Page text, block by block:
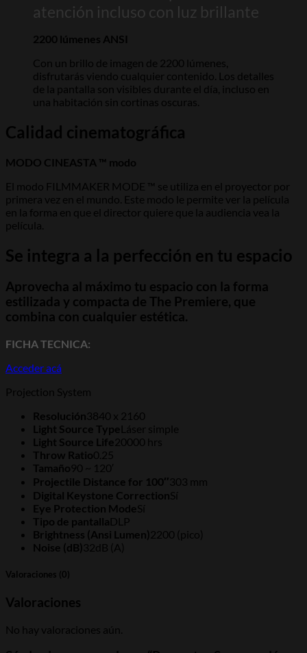
atención incluso con luz brillante
2200 lúmenes ANSI
Con un brillo de imagen de 2200 lúmenes,
disfrutarás viendo cualquier contenido. Los detalles
de la pantalla son visibles durante el día, incluso en
una habitación sin cortinas oscuras.
Calidad cinematográfica
MODO CINEASTA ™ modo
El modo FILMMAKER MODE ™ se utiliza en el proyector por
primera vez en el mundo. Este modo le permite ver la película
en la forma en que el director quiere que la audiencia vea la
película.
Se integra a la perfección en tu espacio
Aprovecha al máximo tu espacio con la forma
estilizada y compacta de The Premiere, que
combina con cualquier estética.
FICHA TECNICA:
Acceder acá
Projection System
Resolución3840 x 2160
Light Source TypeLáser simple
Light Source Life20000 hrs
Throw Ratio0.25
Tamaño90 ~ 120′
Projectile Distance for 100″303 mm
Digital Keystone CorrectionSí
Eye Protection ModeSí
Tipo de pantallaDLP
Brightness (Ansi Lumen) 2200 (pico)
Noise (dB) 32dB (A)
Valoraciones (0)
Valoraciones
No hay valoraciones aún.